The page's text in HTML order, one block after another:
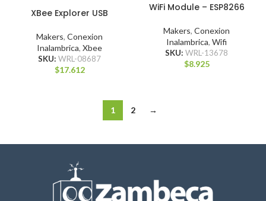
XBee Explorer USB
Makers, Conexion
Inalambrica, Xbee
SKU: WRL-08687
$17.612
WiFi Module – ESP8266
Makers, Conexion
Inalambrica, Wifi
SKU: WRL-13678
$8.925
1 2 →